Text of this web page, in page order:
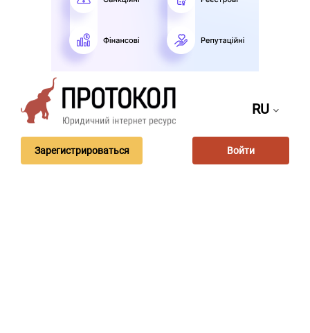
RU
Зарегистрироваться Войти